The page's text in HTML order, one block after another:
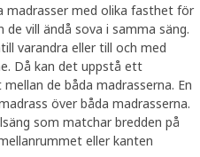
madrasser med olika fasthet för
vill ändå sova i samma säng.
varandra eller till och med
Då kan det uppstå ett
de båda madrasserna. En
över båda madrasserna.
som matchar bredden på
eller kanten